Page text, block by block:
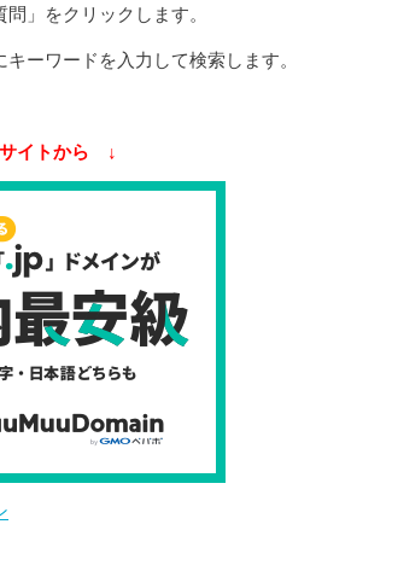
」をクリックします。
キーワードを入力して検索します。
イトから ↓